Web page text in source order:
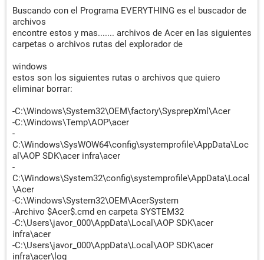
Buscando con el Programa EVERYTHING es el buscador de
archivos
encontre estos y mas....... archivos de Acer en las siguientes
carpetas o archivos rutas del explorador de
windows
estos son los siguientes rutas o archivos que quiero
eliminar borrar:
-C:\Windows\System32\OEM\factory\SysprepXml\Acer
-C:\Windows\Temp\AOP\acer
-
C:\Windows\SysWOW64\config\systemprofile\AppData\Loc
al\AOP SDK\acer infra\acer
-
C:\Windows\System32\config\systemprofile\AppData\Local
\Acer
-C:\Windows\System32\OEM\AcerSystem
-Archivo $Acer$.cmd en carpeta SYSTEM32
-C:\Users\javor_000\AppData\Local\AOP SDK\acer
infra\acer
-C:\Users\javor_000\AppData\Local\AOP SDK\acer
infra\acer\log